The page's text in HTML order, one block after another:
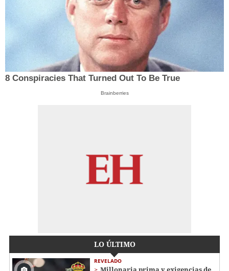
8 Conspiracies That Turned Out To Be True
Brainberries
LO ÚLTIMO
REVELADO